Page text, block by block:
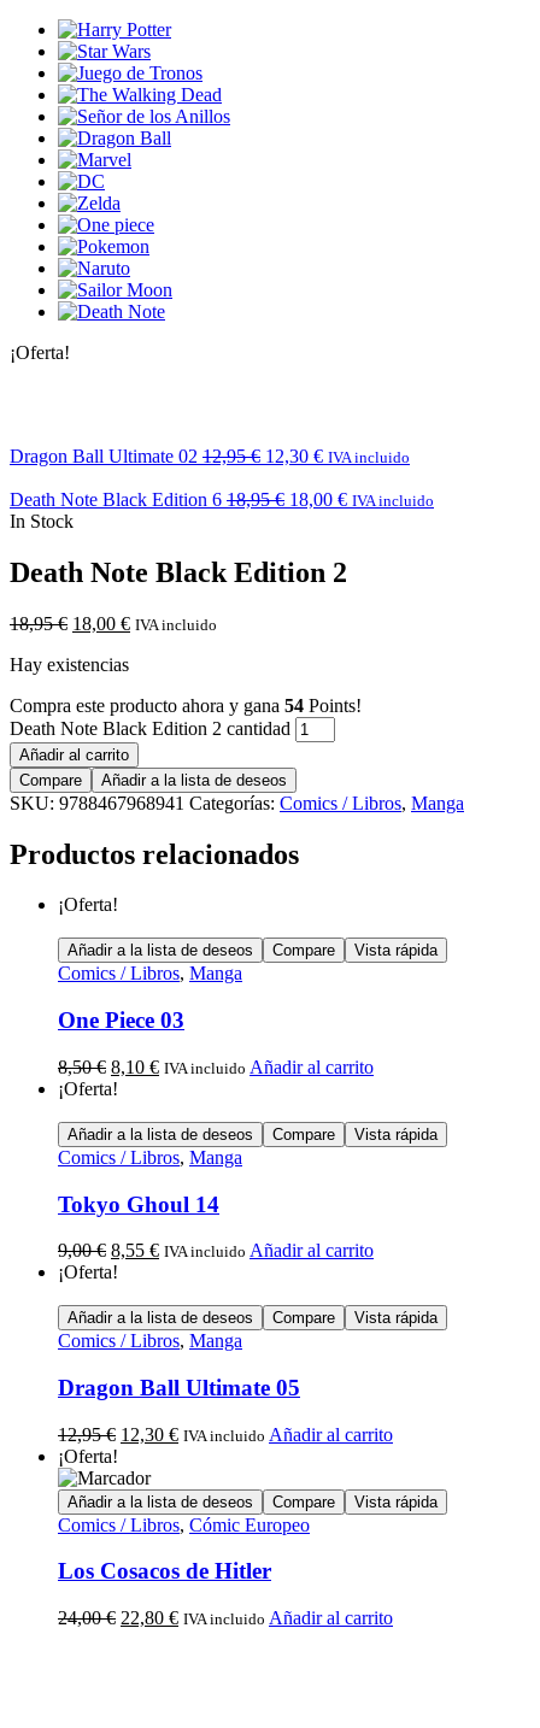
¡Oferta!
Dragon Ball Ultimate 02 12,95€ 12,30 € IVA incluido
Death Note Black Edition 6 18,95€ 18,00 € IVA incluido
In Stock
Death Note Black Edition 2
18,95€ 18,00 € IVA incluido
Hay existencias
Compra este producto ahora y gana 54 Points!
Death Note Black Edition 2 cantidad
Añadir al carrito
Compare
Añadir a la lista de deseos
SKU: 9788467968941 Categorías: Comics / Libros, Manga
Productos relacionados
¡Oferta!
Añadir a la lista de deseos Compare Vista rápida
Comics / Libros, Manga
One Piece 03
8,50€ 8,10 € IVA incluido Añadir al carrito
¡Oferta!
Añadir a la lista de deseos Compare Vista rápida
Comics / Libros, Manga
Tokyo Ghoul 14
9,00€ 8,55 € IVA incluido Añadir al carrito
¡Oferta!
Añadir a la lista de deseos Compare Vista rápida
Comics / Libros, Manga
Dragon Ball Ultimate 05
12,95€ 12,30 € IVA incluido Añadir al carrito
¡Oferta!
Añadir a la lista de deseos Compare Vista rápida
Comics / Libros, Cómic Europeo
Los Cosacos de Hitler
24,00€ 22,80 € IVA incluido Añadir al carrito